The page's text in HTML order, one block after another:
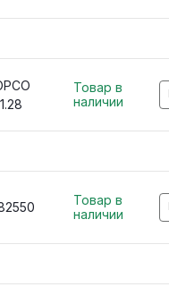
Товар в
наличии
Товар в
наличии